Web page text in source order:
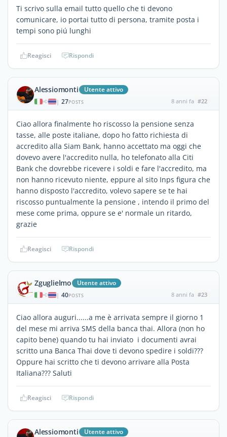
Ti scrivo sulla email tutto quello che ti devono
comunicare, io portai tutto di persona, tramite posta i
tempi sono piú lunghi
Reagisci Rispondi
Alessiomonti Utente attivo
| 27POSTS 8 anni fa #22
Ciao allora finalmente ho riscosso la pensione senza
tasse, alle poste italiane, dopo ho fatto richiesta di
accredito alla Siam Bank, hanno accettato ma oggi che
dovevo avere l'accredito nulla, ho telefonato alla Citi
Bank che dovrebbe ricevere i soldi e fare l'accredito, ma
non hanno ricevuto niente, eppure al sito Inps figura che
hanno disposto l'accredito, volevo sapere se te hai
riscosso puntualmente la pensione , intendo il primo del
mese come prima, oppure se e' normale un ritardo,
grazie
Reagisci Rispondi
Zguglielmo Utente attivo
| 40POSTS 8 anni fa #23
Ciao allora auguri......a me è arrivata sempre il giorno 1
del mese mi arriva SMS della banca thai. Allora (non ho
capito bene) quando tu hai inviato i documenti avrai
scritto una Banca Thai dove ti devono spedire i soldi???
Oppure hai scritto che ti devono arrivare alla Posta
Italiana??? Saluti
Reagisci Rispondi
Alessiomonti Utente attivo